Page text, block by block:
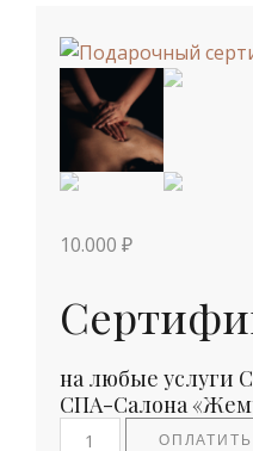
10.000 ₽
на любые услуги
СПА-Салона
КоличествоОПЛАТИТЬ